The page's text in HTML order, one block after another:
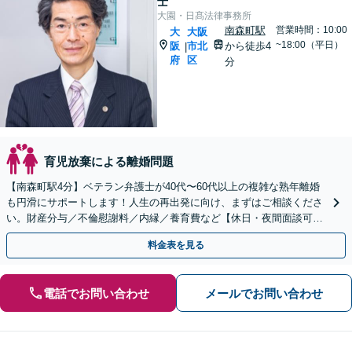
大園・日髙法律事務所
大
阪
府
|
大阪
市北
区
南森町駅
から徒歩4
分
営業時間：10:00
~18:00（平日）
育児放棄による離婚問題
【南森町駅4分】ベテラン弁護士が40代〜60代以上の複雑な熟年離婚
も円滑にサポートします！人生の再出発に向け、まずはご相談くださ
い。財産分与／不倫慰謝料／内縁／養育費など【休日・夜間面談可】
人生経験も豊富な弁護士があなたの力になります！
料金表を見る
電話でお問い合わせ メールでお問い合わせ